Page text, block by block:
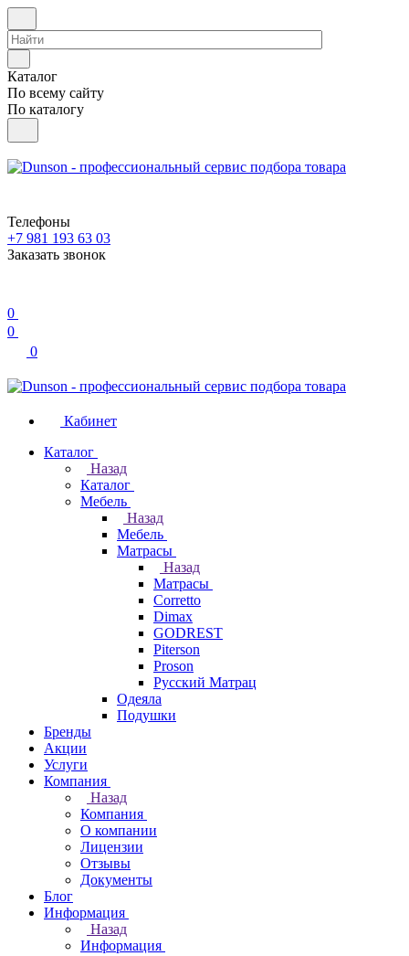
Каталог
По всему сайту
По каталогу
Телефоны
+7 981 193 63 03
Заказать звонок
0
0
0
Кабинет
Каталог
Назад
Каталог
Мебель
Назад
Мебель
Матрасы
Назад
Матрасы
Corretto
Dimax
GODREST
Piterson
Proson
Русский Матрац
Одеяла
Подушки
Бренды
Акции
Услуги
Компания
Назад
Компания
О компании
Лицензии
Отзывы
Документы
Блог
Информация
Назад
Информация